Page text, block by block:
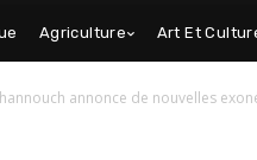
Agriculture Art Et
annonce de nouvelles